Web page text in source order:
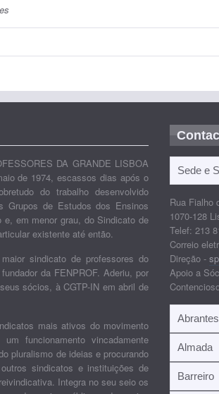
DA GRANDE LISBOA
de 1974, escassos dias após o
do trabalho desenvolvido
Grupos de Estudos dos Ensinos
e, em menor grau, do Sindicato de
existente até então.
sindicato de professores do
da FENPROF. Aderiu, por
sócios, à CGTP-IN em abril de
mais ativos do movimento
funcionamento vincadamente
pluralismo de ideias e procurando
sindicatos e instituições de
Integra no seu seio os
Sede e
Rua Fialho
1070-128
Telef: 213
Correio
Direção -
Apoio a
Abrantes
Almada
Barreiro